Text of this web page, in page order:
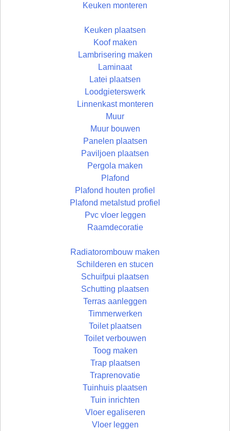
Keuken monteren
Keuken plaatsen
Koof maken
Lambrisering maken
Laminaat
Latei plaatsen
Loodgieterswerk
Linnenkast monteren
Muur
Muur bouwen
Panelen plaatsen
Paviljoen plaatsen
Pergola maken
Plafond
Plafond houten profiel
Plafond metalstud profiel
Pvc vloer leggen
Raamdecoratie
Radiatorombouw maken
Schilderen en stucen
Schuifpui plaatsen
Schutting plaatsen
Terras aanleggen
Timmerwerken
Toilet plaatsen
Toilet verbouwen
Toog maken
Trap plaatsen
Traprenovatie
Tuinhuis plaatsen
Tuin inrichten
Vloer egaliseren
Vloer leggen